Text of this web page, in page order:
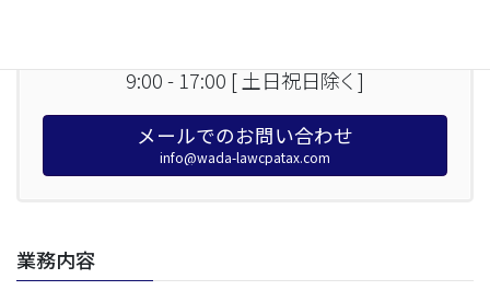
9:00 - 17:00 [ 土日祝日除く ]
メールでのお問い合わせ
info@wada-lawcpatax.com
業務内容